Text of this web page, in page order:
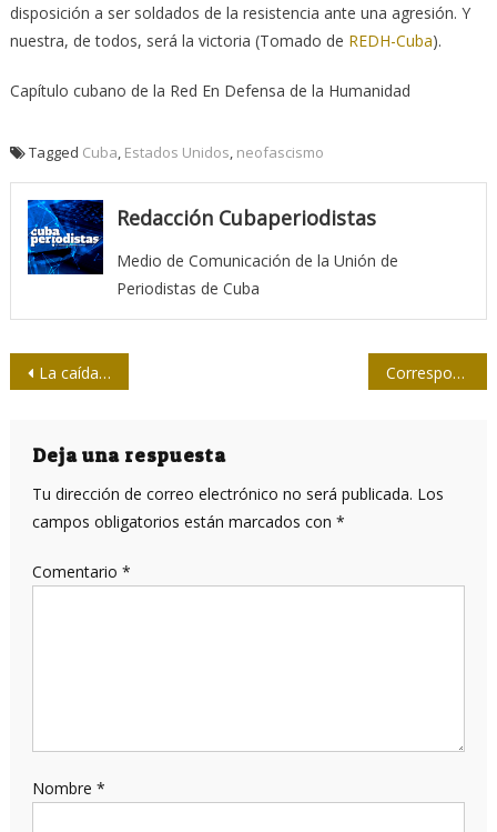
disposición a ser soldados de la resistencia ante una agresión. Y
nuestra, de todos, será la victoria (Tomado de REDH-Cuba).
Capítulo cubano de la Red En Defensa de la Humanidad
Tagged Cuba Estados Unidos neofascismo
Redacción Cubaperiodistas
Medio de Comunicación de la Unión de
Periodistas de Cuba
Navegación
entradas
La caída de la ley simbólica Corresponsales de guerra cubanos condenaron agresión a Venezuela
Deja una respuesta
Tu dirección de correo electrónico no será publicada. Los
campos obligatorios están marcados con *
Comentario *
Nombre *